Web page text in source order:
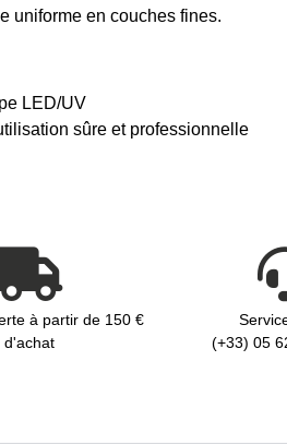
uniforme en couches fines.
LED/UV
sûre et professionnelle
à partir de 150 €
d'achat
(+33) 05